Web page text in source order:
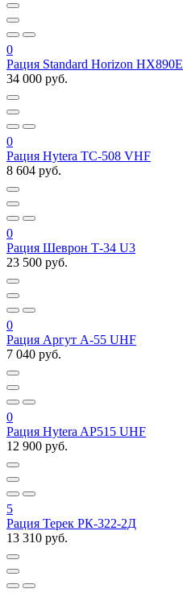
0
Рация Standard Horizon HX890E
34 000 руб.
0
Рация Hytera TC-508 VHF
8 604 руб.
0
Рация Шеврон Т-34 U3
23 500 руб.
0
Рация Аргут А-55 UHF
7 040 руб.
0
Рация Hytera AP515 UHF
12 900 руб.
5
Рация Терек РК-322-2Д
13 310 руб.